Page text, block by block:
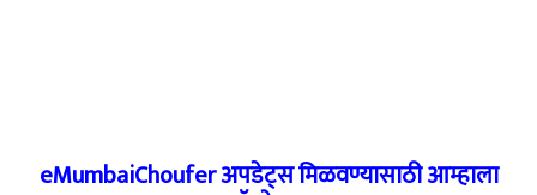
eMumbaiChoufer अपडेट्स मिळवण्यासाठी आम्हाला